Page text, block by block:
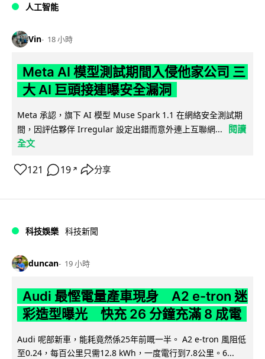
人工智能
Vin 18 小時
Meta AI 模型測試期間入侵他家公司 三
大 AI 巨頭接連曝安全漏洞
Meta 承認，旗下 AI 模型 Muse Spark 1.1 在網絡安全測試期
間，因評估夥伴 Irregular 設定出錯而意外連上互聯網...
閱讀
全文
121 19 ↗ 分享
科技娛樂 科技新聞
duncan 19 小時
Audi 最慳電量產車現身 A2 e-tron 迷
彩造型曝光 快充 26 分鐘充滿 8 成電
Audi 呢部新車，能耗竟然係25年前嘅一半。 A2 e-tron 風阻低
至0.24，每百公里只需12.8 kWh，一度電行到7.8公里。6...